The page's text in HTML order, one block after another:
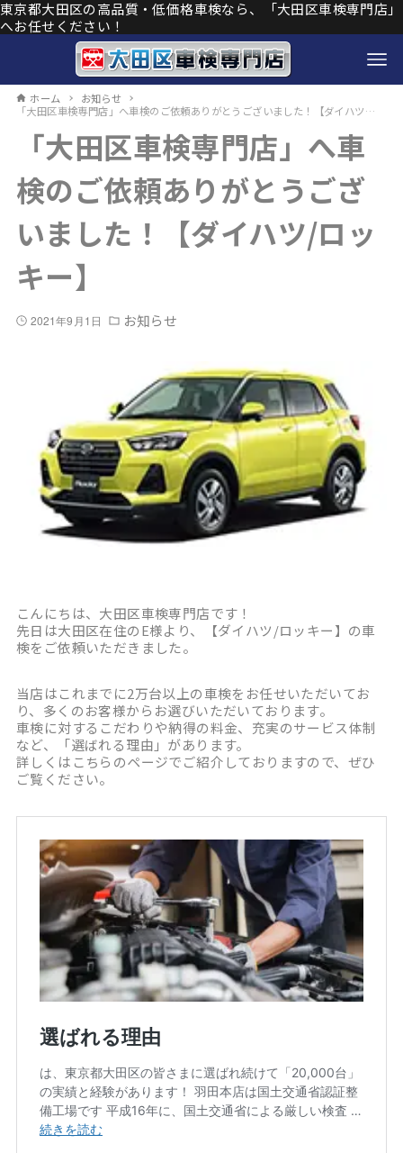
東京都大田区の高品質・低価格車検なら、「大田区車検専門店」
へお任せください！
ホーム
お知らせ
「大田区車検専門店」へ車検のご依頼ありがとうございました！【ダイハツ/ロッキー】
「大田区車検専門店」へ車
検のご依頼ありがとうござ
いました！【ダイハツ/ロッ
キー】
2021年9月1日 お知らせ
こんにちは、大田区車検専門店です！
先日は大田区在住のE様より、【ダイハツ/ロッキー】の車
検をご依頼いただきました。
当店はこれまでに2万台以上の車検をお任せいただいてお
り、多くのお客様からお選びいただいております。
車検に対するこだわりや納得の料金、充実のサービス体制
など、「選ばれる理由」があります。
詳しくはこちらのページでご紹介しておりますので、ぜひ
ご覧ください。